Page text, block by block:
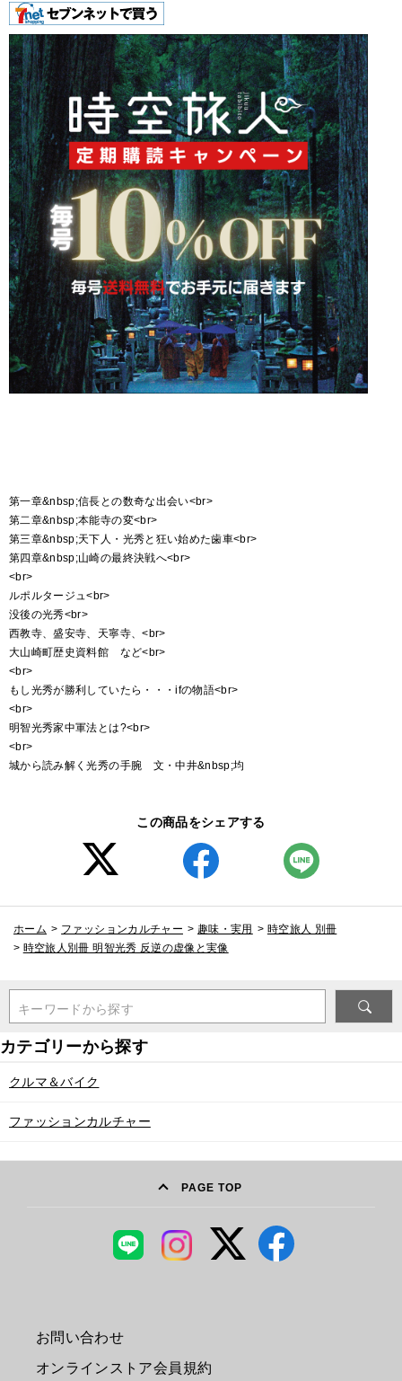
第一章&nbsp;信長との数奇な出会い<br>
第二章&nbsp;本能寺の変<br>
第三章&nbsp;天下人・光秀と狂い始めた歯車<br>
第四章&nbsp;山崎の最終決戦へ<br>
<br>
ルポルタージュ<br>
没後の光秀<br>
西教寺、盛安寺、天寧寺、<br>
大山崎町歴史資料館 など<br>
<br>
もし光秀が勝利していたら・・・ifの物語<br>
<br>
明智光秀家中軍法とは?<br>
<br>
城から読み解く光秀の手腕 文・中井&nbsp;均
この商品をシェアする
ホーム > ファッションカルチャー > 趣味・実用 > 時空旅人 別冊
> 時空旅人別冊 明智光秀 反逆の虚像と実像
キーワードから探す
クルマ＆バイク
ファッションカルチャー
PAGE TOP
お問い合わせ
オンラインストア会員規約